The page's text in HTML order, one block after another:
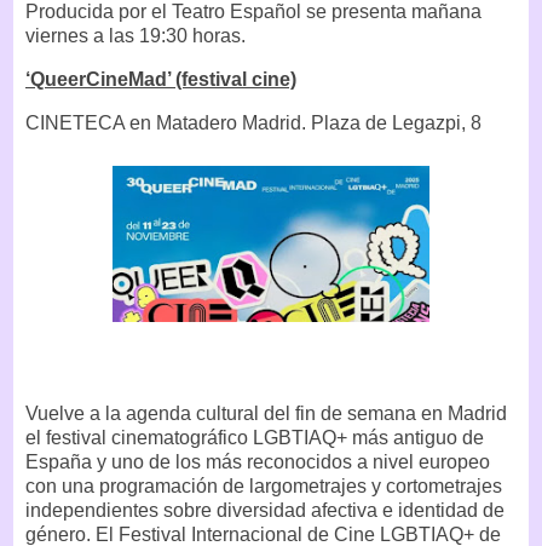
Producida por el Teatro Español se presenta mañana
viernes a las 19:30 horas.
‘QueerCineMad’ (festival cine)
CINETECA en Matadero Madrid. Plaza de Legazpi, 8
Vuelve a la agenda cultural del fin de semana en Madrid
el festival cinematográfico LGBTIAQ+ más antiguo de
España y uno de los más reconocidos a nivel europeo
con una programación de largometrajes y cortometrajes
independientes sobre diversidad afectiva e identidad de
género. El Festival Internacional de Cine LGBTIAQ+ de